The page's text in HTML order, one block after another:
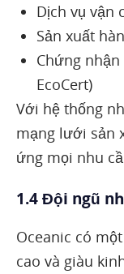
Dịch vụ vận
Sản xuất
Chứng
EcoCert)
Với hệ thống
mạng lưới sản
ứng mọi nhu
1.4 Đội ngũ
Oceanic có
cao và giàu